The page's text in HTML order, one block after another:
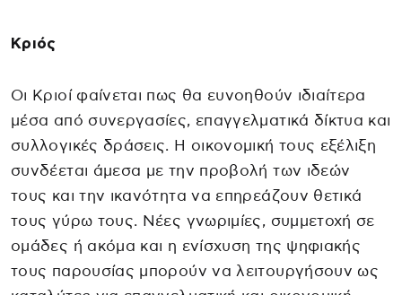
Κριός
Οι Κριοί φαίνεται πως θα ευνοηθούν ιδιαίτερα
μέσα από συνεργασίες, επαγγελματικά δίκτυα και
συλλογικές δράσεις. Η οικονομική τους εξέλιξη
συνδέεται άμεσα με την προβολή των ιδεών
τους και την ικανότητα να επηρεάζουν θετικά
τους γύρω τους. Νέες γνωριμίες, συμμετοχή σε
ομάδες ή ακόμα και η ενίσχυση της ψηφιακής
τους παρουσίας μπορούν να λειτουργήσουν ως